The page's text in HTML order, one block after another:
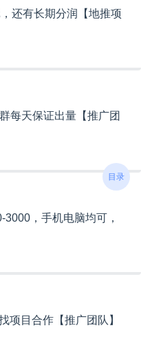
还有长期分润【地推项
每天保证出量【推广团
，手机电脑均可，
项目合作【推广团队】
目录